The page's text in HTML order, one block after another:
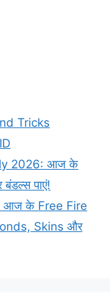
Tricks
2026: आज के
पाएं!
आज के Free Fire
Skins और